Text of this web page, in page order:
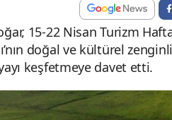
15-22 Nisan Turizm
doğal ve kültürel
keşfetmeye davet etti.